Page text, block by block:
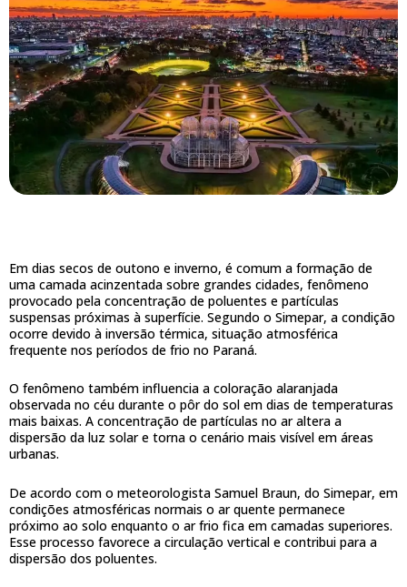
Em dias secos de outono e inverno, é comum a formação de
uma camada acinzentada sobre grandes cidades, fenômeno
provocado pela concentração de poluentes e partículas
suspensas próximas à superfície. Segundo o Simepar, a condição
ocorre devido à inversão térmica, situação atmosférica
frequente nos períodos de frio no Paraná.
O fenômeno também influencia a coloração alaranjada
observada no céu durante o pôr do sol em dias de temperaturas
mais baixas. A concentração de partículas no ar altera a
dispersão da luz solar e torna o cenário mais visível em áreas
urbanas.
De acordo com o meteorologista Samuel Braun, do Simepar, em
condições atmosféricas normais o ar quente permanece
próximo ao solo enquanto o ar frio fica em camadas superiores.
Esse processo favorece a circulação vertical e contribui para a
dispersão dos poluentes.